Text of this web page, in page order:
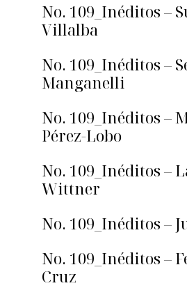
No. 109_Inéditos –
Villalba
No. 109_Inéditos –
Manganelli
No. 109_Inéditos –
Pérez-Lobo
No. 109_Inéditos –
Wittner
No. 109_Inéditos –
No. 109_Inéditos –
Cruz